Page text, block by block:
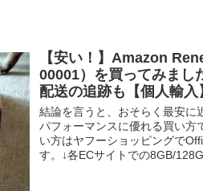
【安い！】Amazon
00001）を買ってみまし
配送の追跡も【個人輸入
結論を言うと、おそらく最安に
パフォーマンスに優れる買い方
い方はヤフーショッピングで
す。↓各ECサイトでの8GB/